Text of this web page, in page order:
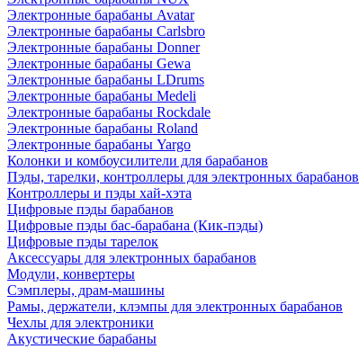
Электронные барабаны Avatar
Электронные барабаны Carlsbro
Электронные барабаны Donner
Электронные барабаны Gewa
Электронные барабаны LDrums
Электронные барабаны Medeli
Электронные барабаны Rockdale
Электронные барабаны Roland
Электронные барабаны Yargo
Колонки и комбоусилители для барабанов
Пэды, тарелки, контроллеры для электронных барабанов
Контроллеры и пэды хай-хэта
Цифровые пэды барабанов
Цифровые пэды бас-барабана (Кик-пэды)
Цифровые пэды тарелок
Аксессуары для электронных барабанов
Модули, конвертеры
Сэмплеры, драм-машины
Рамы, держатели, клэмпы для электронных барабанов
Чехлы для электроники
Акустические барабаны